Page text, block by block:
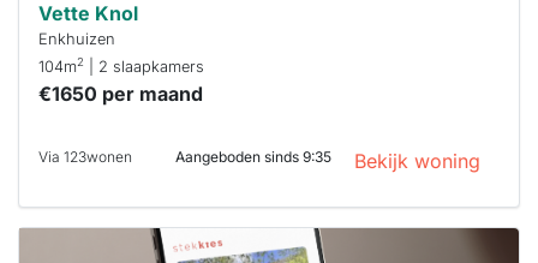
Vette Knol
Enkhuizen
104m2 | 2 slaapkamers
€1650 per maand
Via 123wonen Aangeboden sinds 9:35 Bekijk woning